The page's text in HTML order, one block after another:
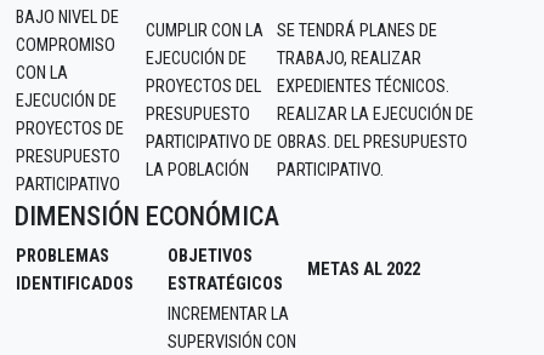
BAJO NIVEL DE
COMPROMISO
CON LA
EJECUCIÓN DE
PROYECTOS DE
PRESUPUESTO
PARTICIPATIVO
CUMPLIR CON LA
EJECUCIÓN DE
PROYECTOS DEL
PRESUPUESTO
PARTICIPATIVO DE
LA POBLACIÓN
SE TENDRÁ PLANES DE
TRABAJO, REALIZAR
EXPEDIENTES TÉCNICOS.
REALIZAR LA EJECUCIÓN DE
OBRAS. DEL PRESUPUESTO
PARTICIPATIVO.
DIMENSIÓN ECONÓMICA
PROBLEMAS
IDENTIFICADOS
OBJETIVOS
ESTRATÉGICOS
METAS AL 2022
INCREMENTAR LA
SUPERVISIÓN CON